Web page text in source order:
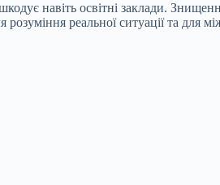
навіть освітні заклади.
реальної ситуації та для